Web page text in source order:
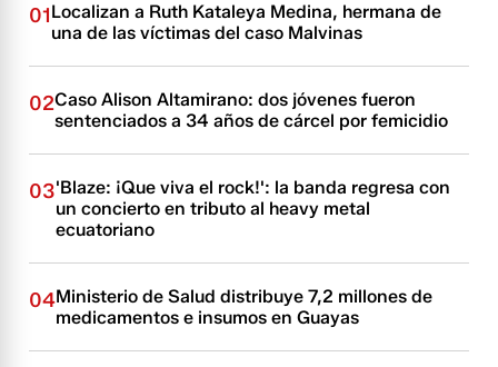
01Localizan a Ruth Kataleya Medina, hermana de
una de las víctimas del caso Malvinas
02Caso Alison Altamirano: dos jóvenes fueron
sentenciados a 34 años de cárcel por femicidio
03'Blaze: ¡Que viva el rock!': la banda regresa con
un concierto en tributo al heavy metal
ecuatoriano
04Ministerio de Salud distribuye 7,2 millones de
medicamentos e insumos en Guayas